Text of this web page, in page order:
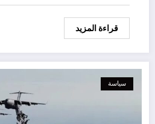
قراءة المزيد
سياسة